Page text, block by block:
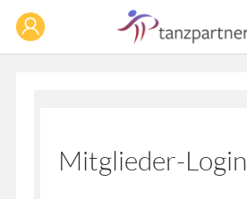
Mitglieder-Login